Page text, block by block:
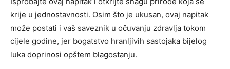
krije u jednostavnosti. Osim što je ukusan, ovaj napitak
može postati i vaš saveznik u očuvanju zdravlja tokom
cijele godine, jer bogatstvo hranljivih sastojaka bijelog
luka doprinosi opštem blagostanju.